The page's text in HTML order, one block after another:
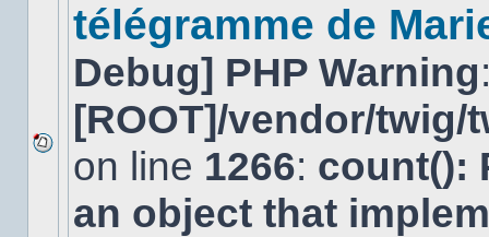
Aucun
nouveau
message
non-
télégramme de
Debug] PHP Warning
[ROOT]/vendor/
on line 1266: count():
an object that